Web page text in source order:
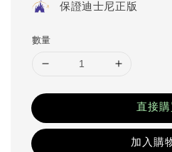
保證迪士尼正版
數量
直接購
加入購